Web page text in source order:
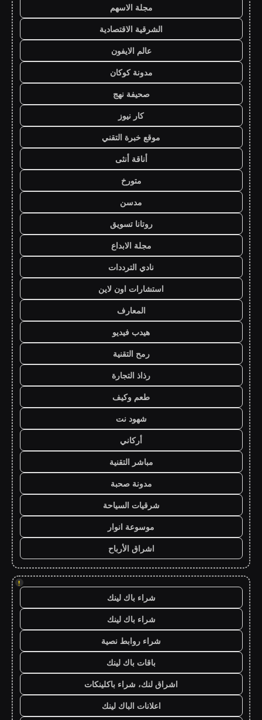
مجلة الاسهم
الشرقية الاقتصادية
عالم الايفون
مدونة كوكان
صحيفة نهج
كار نيوز
موقع خبرة التقني
أناقة أنثى
متورخ
مدسن
روتانا تسويق
مجلة الابداع
نادي الترددات
استشارات اون لاين
المعارف
هيدب فيديو
رمح التقنية
رذاذ التجارة
طعم وكيف
شهود نت
أركاني
مباشر التقنية
مدونة صحبة
شرقيات السياحة
موسوعة انوار
اشراق الأرباح
!
شراء باك لينك
شراء باك لينك
شراء روابط نصية
باقات باك لينك
اشراق لنك، شراء باكلينكات
اعلانات الباك لينك